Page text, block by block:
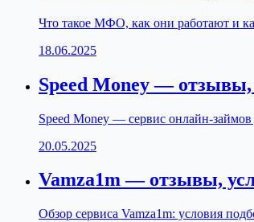
Что такое МФО, как они работают и
18.06.2025
Speed Money —
Speed Money — сервис онлайн-
20.05.2025
Vamza1m — отзывы,
Обзор сервиса Vamza1m: условия